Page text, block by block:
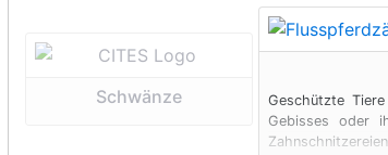
Vorherige geschützte
Schwänze
Geschützte
Gebisses oder